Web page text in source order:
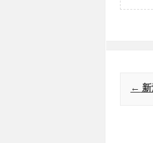
Post
←